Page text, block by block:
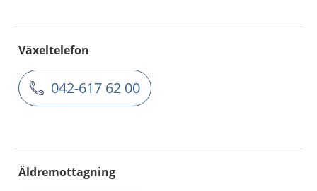
Växeltelefon
042-617 62 00
Äldremottagning